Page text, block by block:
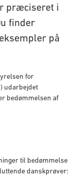
præciseret i
finder
på
for
udarbejdet
bedømmelsen af
til bedømmelse
danskprøver: